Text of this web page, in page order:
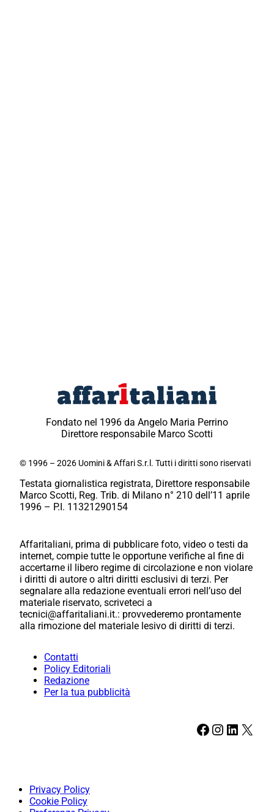
Fondato nel 1996 da Angelo Maria Perrino
Direttore responsabile Marco Scotti
© 1996 – 2026 Uomini & Affari S.r.l. Tutti i diritti sono riservati
Testata giornalistica registrata, Direttore responsabile
Marco Scotti, Reg. Trib. di Milano n° 210 dell’11 aprile
1996 – P.I. 11321290154
Affaritaliani, prima di pubblicare foto, video o testi da
internet, compie tutte le opportune verifiche al fine di
accertarne il libero regime di circolazione e non violare
i diritti di autore o altri diritti esclusivi di terzi. Per
segnalare alla redazione eventuali errori nell’uso del
materiale riservato, scriveteci a
tecnici@affaritaliani.it.: provvederemo prontamente
alla rimozione del materiale lesivo di diritti di terzi.
Contatti
Policy Editoriali
Redazione
Per la tua pubblicità
Facebook Instagram LinkedIn X
Privacy Policy
Cookie Policy